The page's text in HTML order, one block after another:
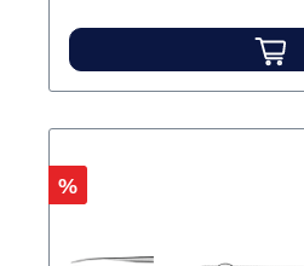
Rabatt
%